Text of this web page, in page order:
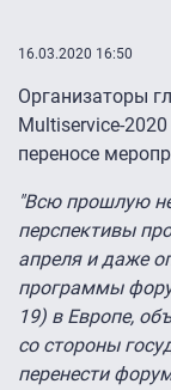
16.03.2020 16:50
Организаторы
Multiservice-
переносе
"Всю прошлую
перспективы
апреля и даже
программы
19) в Европе,
со стороны
перенести